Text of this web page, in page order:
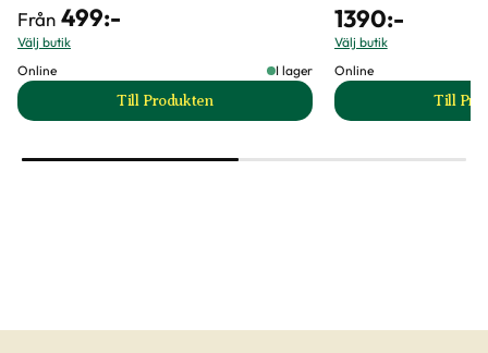
Från 499:-
Välj butik
Online
I lager
Till Produkten
till Avenbok produktsida
1390:-
Välj butik
Online
Till